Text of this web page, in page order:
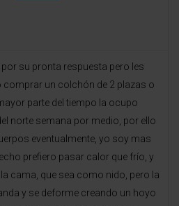
su pronta respuesta pero les
comprar un colchón de 2 plazas o
parte del tiempo la ocupo
norte semana por medio, por ello
eventualmente, yo soy mas
prefiero pasar calor que frío, y
cama, que sea como nido, pero la
y se deforme creando un hoyo